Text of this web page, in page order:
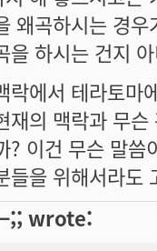
왜곡하시는 경
을 하시는 건지
락에서 테라토마
재의 맥락과 무
? 이건 무슨 말씀
들을 위해서라도
;; wrote: